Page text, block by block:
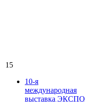
15
10-я
международная
выставка ЭКСПО